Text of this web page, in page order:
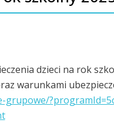
dzieci na rok
warunkami